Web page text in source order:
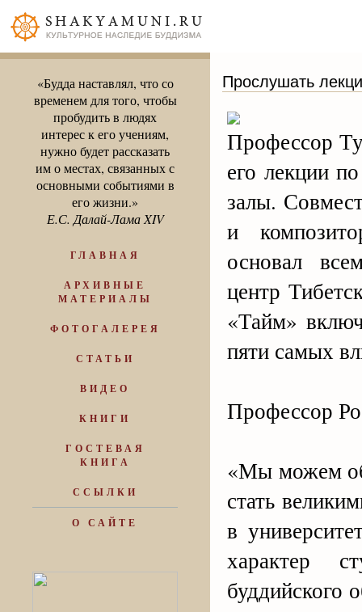
«Будда наставлял, что со
временем для того, чтобы
пробудить в людях
интерес к его учениям,
нужно будет рассказать
им о местах, связанных с
основными событиями в
его жизни.»
Е.С. Далай-Лама XIV
ГЛАВНАЯ
АРХИВНЫЕ
МАТЕРИАЛЫ
ФОТОГАЛЕРЕЯ
СТАТЬИ
ВИДЕО
КНИГИ
ГОСТЕВАЯ
КНИГА
ССЫЛКИ
О САЙТЕ
Прослушать
Профессор
его лекции
залы.
и
основал
центр
«Тайм»
пяти самых
Профессор
«Мы можем
стать
в
характер
буддийского